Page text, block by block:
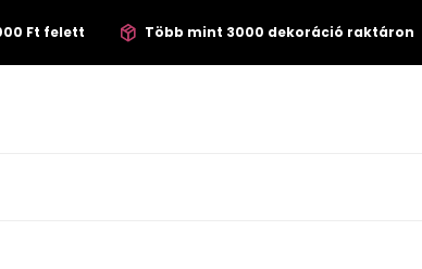
Ft felett Több mint 3000 dekoráció raktáron